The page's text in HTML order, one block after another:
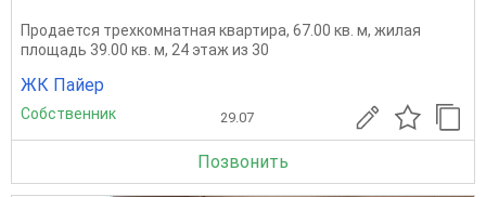
Продается трехкомнатная квартира, 67.00 кв. м, жилая
площадь 39.00 кв. м, 24 этаж из 30
ЖК Пайер
Собственник 29.07
Позвонить